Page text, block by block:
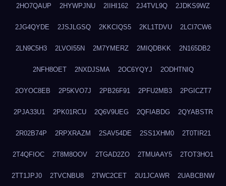
2HO7QAUP 2HYWPJNU 2IIHI162 2J4TVL9Q 2JDKS9WZ
2JG4QYDE 2JSJLGSQ 2KKCIQS5 2KL1TDVU 2LCI7CW6
2LN9C5H3 2LVOI55N 2M7YMERZ 2MIQDBKK 2N165DB2
2NFH8OET 2NXDJSMA 2OC6YQYJ 2ODHTNIQ
2OYOC8EB 2P5KVO7J 2PB26F91 2PFU2MB3 2PGICZT7
2PJA33U1 2PK01RCU 2Q6V9UEG 2QFIABDG 2QYABSTR
2R02B74P 2RPXRAZM 2SAV54DE 2SS1XHM0 2T0TIR21
2T4QFIOC 2T8M8OOV 2TGAD2ZO 2TMUAAY5 2TOT3HO1
2TT1JPJ0 2TVCNBU8 2TWC2CET 2U1JCAWR 2UABCBNW